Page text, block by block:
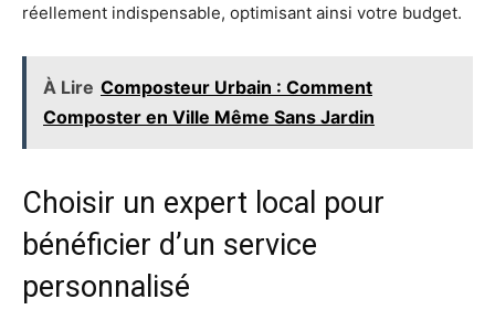
réellement indispensable, optimisant ainsi votre budget.
À Lire Composteur Urbain : Comment
Composter en Ville Même Sans Jardin
Choisir un expert local pour
bénéficier d’un service
personnalisé